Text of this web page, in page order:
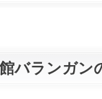
バランガン